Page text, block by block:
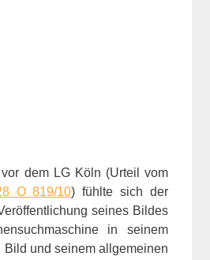
vor dem LG Köln (Urteil vom
O 819/10) fühlte sich der
seines Bildes
in seinem
Bild und seinem allgemeinen